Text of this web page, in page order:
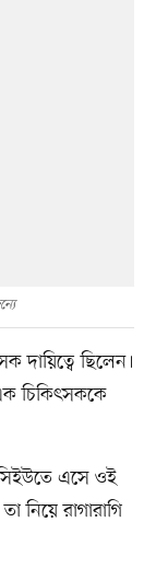
দায়িত্বে ছিলেন।
চিকিৎসককে
এসে ওই
নিয়ে রাগারাগি